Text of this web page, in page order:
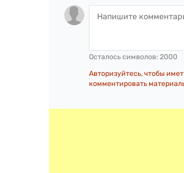
Осталось символов: 2000
Авторизуйтесь, чтобы
комментировать